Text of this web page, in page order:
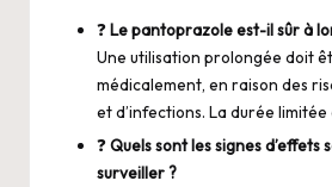
❓Le pantoprazole est-il sûr à
Une utilisation prolongée doit
médicalement, en raison des
et d’infections. La durée
❓Quels sont les signes d’effets
surveiller ?